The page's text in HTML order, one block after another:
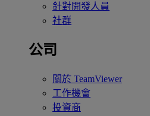
針對開發人員
社群
公司
關於 TeamViewer
工作機會
投資商